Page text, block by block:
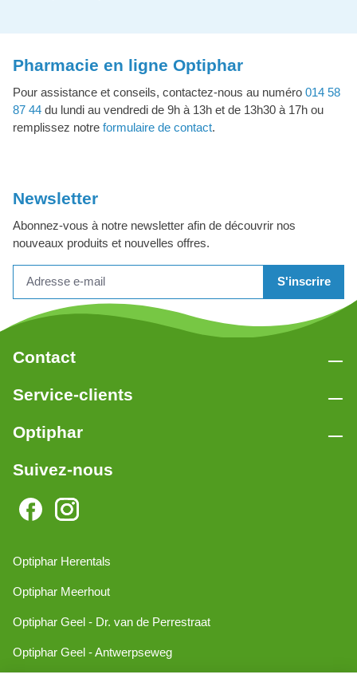
Pharmacie en ligne Optiphar
Pour assistance et conseils, contactez-nous au numéro 014 58
87 44 du lundi au vendredi de 9h à 13h et de 13h30 à 17h ou
remplissez notre formulaire de contact.
Newsletter
Abonnez-vous à notre newsletter afin de découvrir nos
nouveaux produits et nouvelles offres.
S'inscrire
Contact
Service-clients
Optiphar
Suivez-nous
Optiphar Herentals
Optiphar Meerhout
Optiphar Geel - Dr. van de Perrestraat
Optiphar Geel - Antwerpseweg